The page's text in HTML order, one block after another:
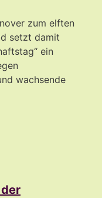
zum elften
setzt damit
ein
wachsende